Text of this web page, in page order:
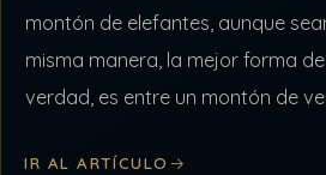
montón de elefantes, aunque
misma manera, la mejor forma
verdad, es entre un montón de
IR AL ARTÍCULO